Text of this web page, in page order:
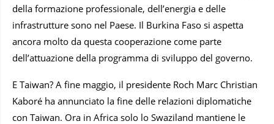
della formazione professionale, dell’energia e delle
infrastrutture sono nel Paese. Il Burkina Faso si aspetta
ancora molto da questa cooperazione come parte
dell’attuazione della programma di sviluppo del governo.
E Taiwan? A fine maggio, il presidente Roch Marc Christian
Kaboré ha annunciato la fine delle relazioni diplomatiche
con Taiwan. Ora in Africa solo lo Swaziland mantiene le